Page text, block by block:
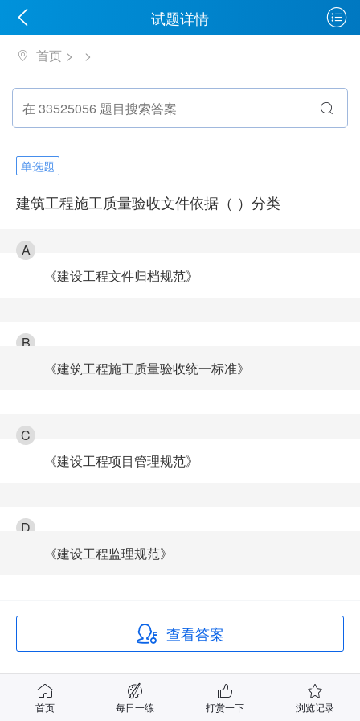
试题详情
首页
单选题
建筑工程施工质量验收文件依据（ ）分类
A
《建设工程文件归档规范》
B
《建筑工程施工质量验收统一标准》
C
《建设工程项目管理规范》
D
《建设工程监理规范》
查看答案
正确答案
首页 每日一练 打赏一下 浏览记录